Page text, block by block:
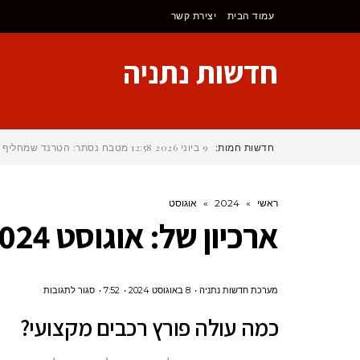
עמוד הבית יצירת קשר
חדשות נתניה
חדשות חמות: 9 ביוני 2026 12:58 מטבח נסתר: הטרנד שמחליף
ראשי »
2024
» אוגוסט
ארכיון של:אוגוסט 2024
מערכת חדשות נתניה 8 באוגוסט 2024 7:52 סגור לתגובותעל
עולה
כמה עולה פורץ רכבים מקצועי?